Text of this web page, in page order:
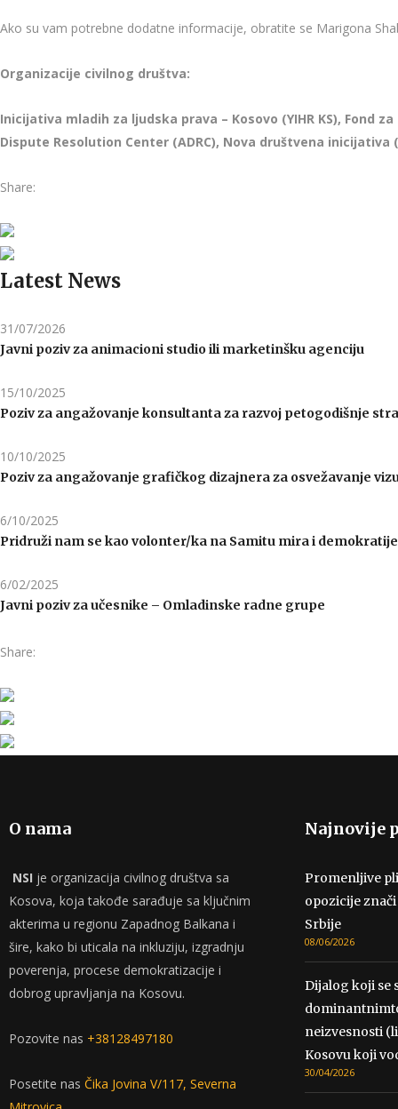
Ako su vam potrebne dodatne informacije, obratite se Marigona
Organizacije civilnog društva:
Inicijativa mladih za ljudska prava – Kosovo (YIHR KS), Fond
Dispute Resolution Center (ADRC), Nova društvena inicijativa
Share:
Latest News
31/07/2026
Javni poziv za animacioni studio ili marketinšku agenciju
15/10/2025
Poziv za angažovanje konsultanta za razvoj petogodišnje
10/10/2025
Poziv za angažovanje grafičkog dizajnera za osvežavanje
6/10/2025
Pridruži nam se kao volonter/ka na Samitu mira i demokratije
6/02/2025
Javni poziv za učesnike – Omladinske radne grupe
Share:
O nama
NSI je organizacija civilnog društva sa
Kosova, koja takođe sarađuje sa ključnim
akterima u regionu Zapadnog Balkana i
šire, kako bi uticala na inkluziju, izgradnju
poverenja, procese demokratizacije i
dobrog upravljanja na Kosovu.
Pozovite nas +38128497180
Posetite nas Čika Jovina V/117, Severna
Najnovije
Promenljive
opozicije
Srbije
08/06/2026
Dijalog koji se
neizvesnosti
Kosovu koji
30/04/2026